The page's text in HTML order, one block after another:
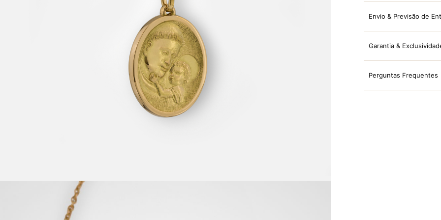
Envio & Previsão de
Garantia &
Perguntas Frequentes